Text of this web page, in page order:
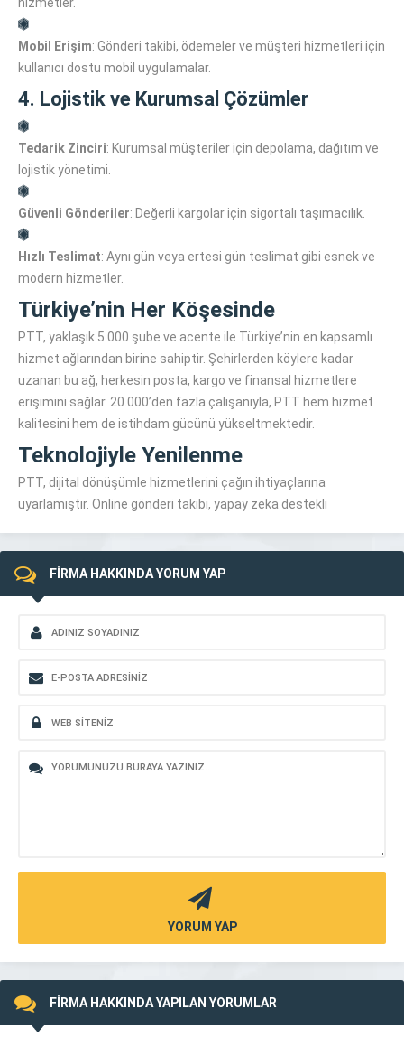
Mobil Erişim: Gönderi takibi, ödemeler ve müşteri hizmetleri için
kullanıcı dostu mobil uygulamalar.
4. Lojistik ve Kurumsal Çözümler
Tedarik Zinciri: Kurumsal müşteriler için depolama, dağıtım ve
lojistik yönetimi.
Güvenli Gönderiler: Değerli kargolar için sigortalı taşımacılık.
Hızlı Teslimat: Aynı gün veya ertesi gün teslimat gibi esnek ve
modern hizmetler.
Türkiye’nin Her Köşesinde
PTT, yaklaşık 5.000 şube ve acente ile Türkiye’nin en kapsamlı
hizmet ağlarından birine sahiptir. Şehirlerden köylere kadar
uzanan bu ağ, herkesin posta, kargo ve finansal hizmetlere
erişimini sağlar. 20.000’den fazla çalışanıyla, PTT hem hizmet
kalitesini hem de istihdam gücünü yükseltmektedir.
Teknolojiyle Yenilenme
PTT, dijital dönüşümle hizmetlerini çağın ihtiyaçlarına
uyarlamıştır. Online gönderi takibi, yapay zeka destekli
FİRMA HAKKINDA YORUM YAP
YORUM YAP
FİRMA HAKKINDA YAPILAN YORUMLAR